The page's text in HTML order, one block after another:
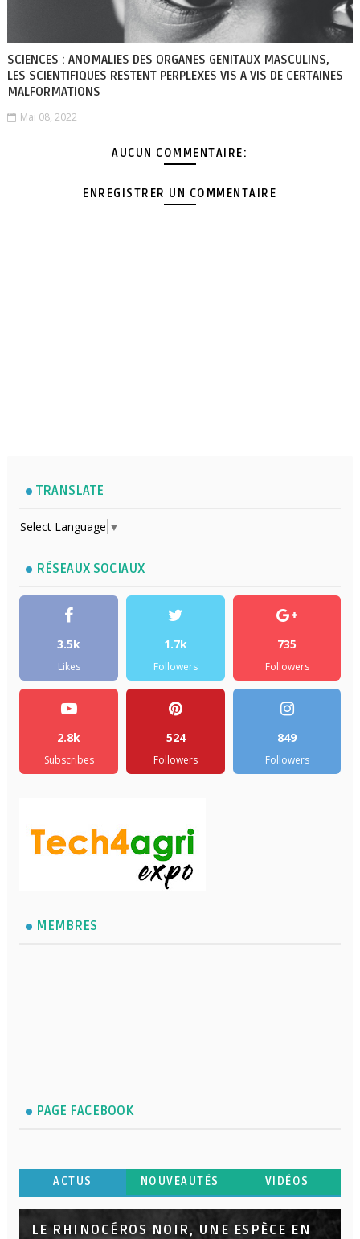
SCIENCES : ANOMALIES DES ORGANES GENITAUX MASCULINS,
LES SCIENTIFIQUES RESTENT PERPLEXES VIS A VIS DE CERTAINES
MALFORMATIONS
Mai 08, 2022
AUCUN COMMENTAIRE:
ENREGISTRER UN COMMENTAIRE
TRANSLATE
Select Language ▼
RÉSEAUX SOCIAUX
3.5k
Likes
1.7k
Followers
735
Followers
2.8k
Subscribes
524
Followers
849
Followers
MEMBRES
PAGE FACEBOOK
ACTUS NOUVEAUTÉS VIDÉOS
LE RHINOCÉROS NOIR, UNE ESPÈCE EN